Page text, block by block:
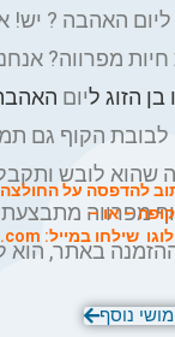
האהבה ? יש!
מפרווה?
הזוג ליום האהבה
לבובת הקוף גם
שהוא לובש
מפרווה
באתר, הוא
להדפסה על
– או –
שילחו במייל:
נוסף